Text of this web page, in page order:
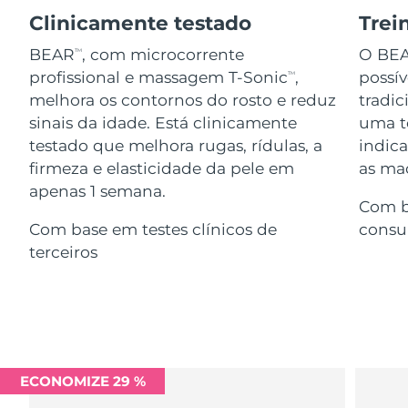
Clinicamente testado
BEARTM, com microcorrente
profissional e massagem T-SonicTM,
melhora os contornos do rosto e reduz
sinais da idade. Está clinicamente
testado que melhora rugas, rídulas, a
firmeza e elasticidade da pele em
apenas 1 semana.
Com base em testes clínicos de
terceiros
O
uma
as
Com
ECONOMIZE 29 %
Advanced pore care essentials
Serum
For healthy hair
issa™ Teeth Whitening Gel
18% PAP
Cosméticos Homens
Comprar todos
FOREO APP
Itália Entrega prevista 09/08/2026
Japão Entrega prevista 12/08/2026
Jersey Entrega prevista 14/08/2026
11/08/2026
Kuwait
Lituânia